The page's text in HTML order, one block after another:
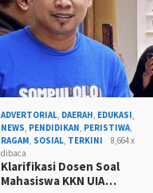
ADVERTORIAL DAERAH EDUKASI
NEWS PENDIDIKAN PERISTIWA
RAGAM SOSIAL TERKINI
8,664 x
dibaca
Klarifikasi Dosen Soal
Mahasiswa KKN UIA…